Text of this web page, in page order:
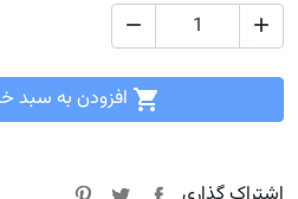


 افزودن به سبد